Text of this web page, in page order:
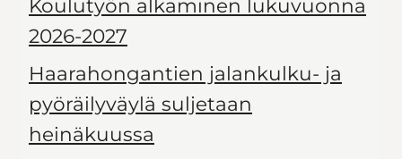
Koulutyön alkaminen lukuvuonna
2026-2027
Haarahongantien jalankulku- ja
pyöräilyväylä suljetaan
heinäkuussa